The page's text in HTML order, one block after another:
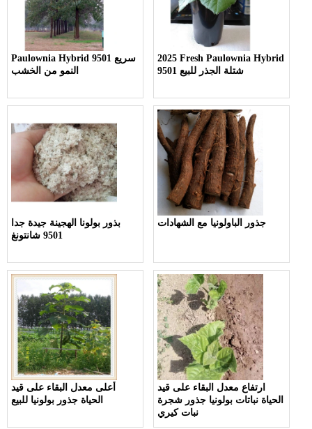
Paulownia Hybrid 9501 سريع
النمو من الخشب
2025 Fresh Paulownia Hybrid
9501 شتلة الجذر للبيع
بذور بولونا الهجينة جيدة جدا
9501 شانتونغ
جذور الباولونيا مع الشهادات
أعلى معدل البقاء على قيد
الحياة جذور بولونيا للبيع
ارتفاع معدل البقاء على قيد
الحياة نباتات بولونيا جذور شجرة
نبات كيري